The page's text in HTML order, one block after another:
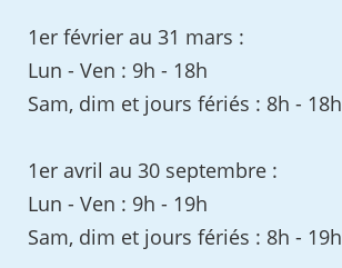
1er février au 31 mars :
Lun - Ven : 9h - 18h
Sam, dim et jours fériés : 8h - 18h
1er avril au 30 septembre :
Lun - Ven : 9h - 19h
Sam, dim et jours fériés : 8h - 19h